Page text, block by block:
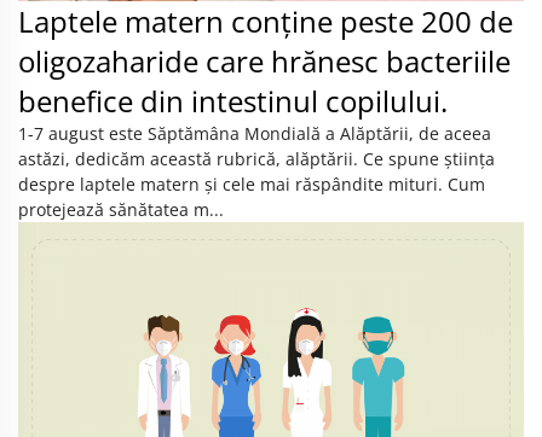
Laptele matern conține peste 200 de
oligozaharide care hrănesc bacteriile
benefice din intestinul copilului.
1-7 august este Săptămâna Mondială a Alăptării, de aceea
astăzi, dedicăm această rubrică, alăptării. Ce spune știința
despre laptele matern și cele mai răspândite mituri. Cum
protejează sănătatea m...